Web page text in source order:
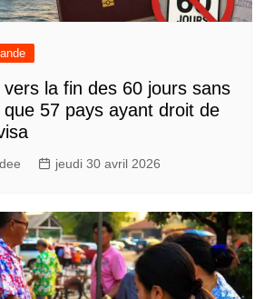
la fin des 60 jours sans
57 pays ayant droit de
jeudi 30 avril 2026